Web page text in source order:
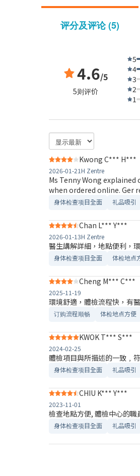
评分及评论 (5)
4.6/5
5则评价
5
4
3
2
1
Kwong C*** H***
2026-01-21H Zentre
Ms Tenny Wong
when ordered online. Ger
身体检查项目全面 礼品吸引
Chan L*** Y***
2026-01-13H Zentre
醫生講解詳細，地點便利，
身体检查项目全面 体检地点
Cheng M*** C***
2025-11-19
環境舒適，體檢流程快，有
订购流程顺畅 体检地点方便
KWOK T*** S***
2024-02-25
體檢項目與所描述的一致﹐
身体检查项目全面 礼品吸引
CHIU K*** Y***
2023-11-01
檢查地點方便, 體檢中心的
身体检查项目全面 礼品吸引